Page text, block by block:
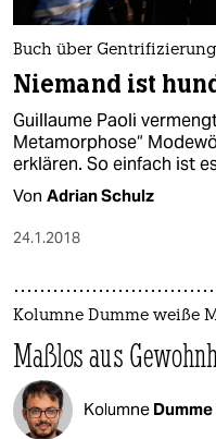
Buch über
Niemand ist
Guillaume Paoli
Metamorphose“
erklären. So einfach ist
Von Adrian Schulz
24.1.2018
Kolumne Dumme weiße
Maßlos aus
Kolumne